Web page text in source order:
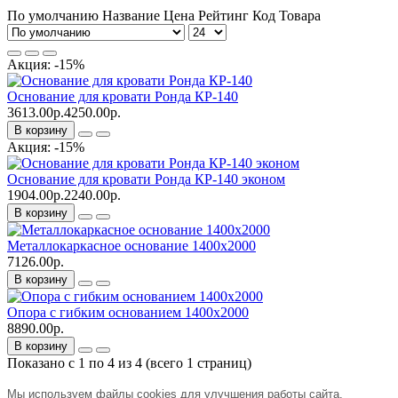
По умолчанию Название Цена Рейтинг Код Товара
Акция: -15%
Основание для кровати Ронда КР-140
3613.00р.4250.00р.
В корзину
Акция: -15%
Основание для кровати Ронда КР-140 эконом
1904.00р.2240.00р.
В корзину
Металлокаркасное основание 1400х2000
7126.00р.
В корзину
Опора с гибким основанием 1400х2000
8890.00р.
В корзину
Показано с 1 по 4 из 4 (всего 1 страниц)
Мы используем файлы cookies для улучшения работы сайта.